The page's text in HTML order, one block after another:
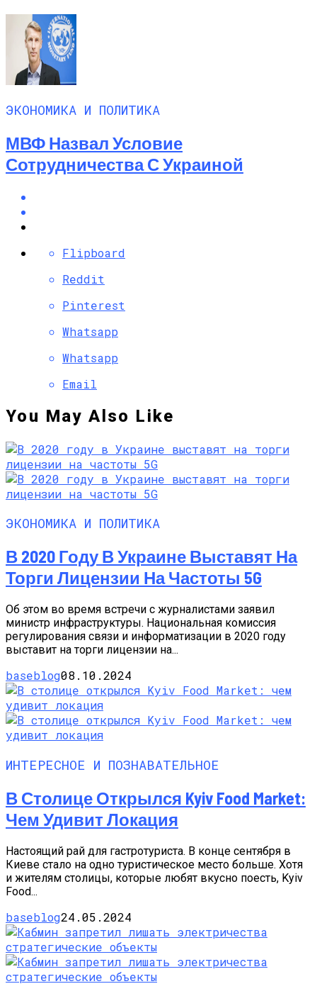
ЭКОНОМИКА И ПОЛИТИКА
МВФ Назвал Условие
Сотрудничества С Украиной
Flipboard
Reddit
Pinterest
Whatsapp
Whatsapp
Email
You May Also Like
ЭКОНОМИКА И ПОЛИТИКА
В 2020 Году В Украине Выставят На
Торги Лицензии На Частоты 5G
Об этом во время встречи с журналистами заявил
министр инфраструктуры. Национальная комиссия
регулирования связи и информатизации в 2020 году
выставит на торги лицензии на...
baseblog08.10.2024
ИНТЕРЕСНОЕ И ПОЗНАВАТЕЛЬНОЕ
В Столице Открылся Kyiv Food Market:
Чем Удивит Локация
Настоящий рай для гастротуриста. В конце сентября в
Киеве стало на одно туристическое место больше. Хотя
и жителям столицы, которые любят вкусно поесть, Kyiv
Food...
baseblog24.05.2024